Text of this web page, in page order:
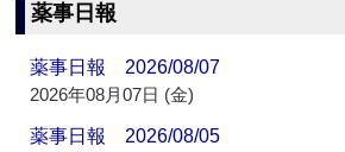
薬事日報
薬事日報 2026/08/07
2026年08月07日 (金)
薬事日報 2026/08/05